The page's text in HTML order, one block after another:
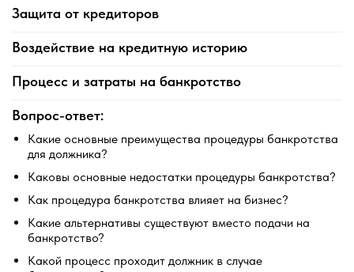
Защита от кредиторов
Воздействие на кредитную историю
Процесс и затраты на банкротство
Вопрос-ответ:
Какие основные преимущества процедуры банкротства
для должника?
Каковы основные недостатки процедуры банкротства?
Как процедура банкротства влияет на бизнес?
Какие альтернативы существуют вместо подачи на
банкротство?
Какой процесс проходит должник в случае